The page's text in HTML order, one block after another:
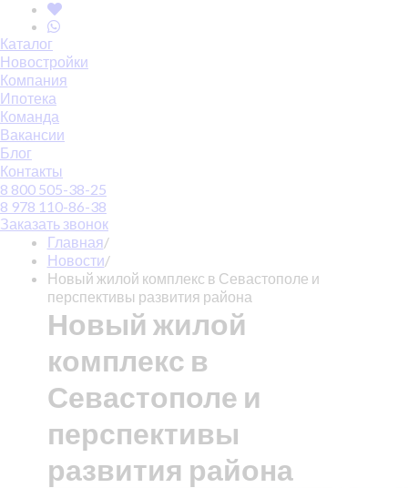
Каталог
Новостройки
Компания
Ипотека
Команда
Вакансии
Блог
Контакты
8 800 505-38-25
8 978 110-86-38
Заказать звонок
Главная/
Новости/
Новый жилой комплекс в Севастополе и
перспективы развития района
Новый жилой
комплекс в
Севастополе и
перспективы
развития района